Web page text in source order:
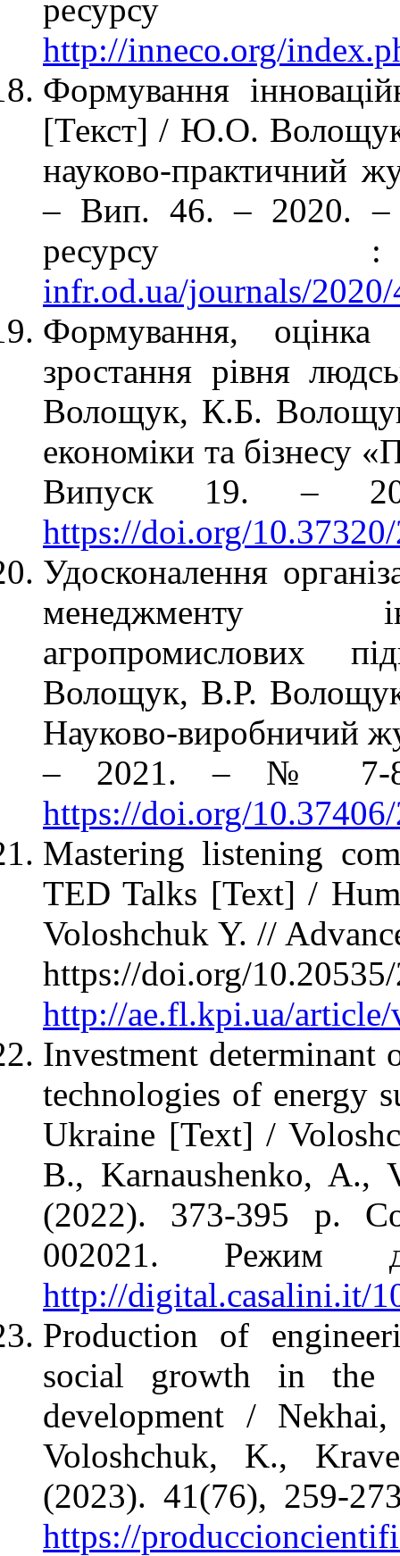
http://inneco.org/
Формування
[Текст] / Ю.О.
науково-практичний
– Вип. 46. – 2020. –
infr.od.ua/journals/
Формування,
зростання рівня
Волощук, К.Б.
економіки та бізнесу
Випуск 19. –
https://doi.org/
Удосконалення
менеджменту
агропромислових
Волощук, В.Р.
Науково-виробничий
– 2021. – № 7-8
https://doi.org/
Mastering listening
TED Talks [Text] /
Voloshchuk Y. //
https://doi.org/
http://ae.fl.kpi.ua/
Investment
technologies of energy
Ukraine [Text] /
B., Karnaushenko, A.,
(2022). 373-395 p.
002021. Режим
http://digital.casalini.it/
Production of
social growth in the
development /
Voloshchuk, K.,
(2023). 41(76), 259-
https://